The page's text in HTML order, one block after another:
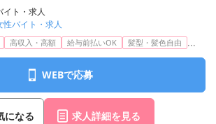
ト・求人
バイト・求人
高収入・高額 給与前払いOK 髪型・髪色自由 ...
WEBで応募
になる 求人詳細を見る